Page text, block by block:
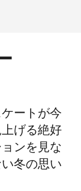
ートが今
げる絶好
ンを見な
冬の思い